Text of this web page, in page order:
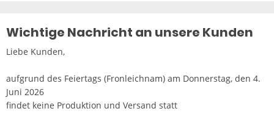
Wichtige Nachricht an unsere Kunden
Liebe Kunden,
aufgrund des Feiertags (Fronleichnam) am Donnerstag, den 4.
Juni 2026
findet keine Produktion und Versand statt